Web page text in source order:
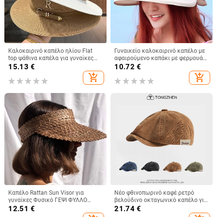
Καλοκαιρινό καπέλο ηλίου Flat
top ψάθινα καπέλα για γυναίκες
Νέο μεταλλικό γράμμα R Μοδάτο
Γυναικεία Καπέλο για διακοπές
15.13 €
add_shopping_cart
Γυναικείο καλοκαιρινό καπέλο με
αφαιρούμενο καπάκι με φερμουάρ
με άδειο επάνω καπέλο Cycilng
Γυναικεία πτυσσόμενα καπέλα με
10.72 €
add_shopping_cart
Καπέλο Rattan Sun Visor για
γυναίκες Φυσικό ΓΕΨΙ ΦΥΛΛΟ
ΦΟΙΝΑΚΗΣ Φαρδύ γείσο
αντηλιακό καπέλο για κορίτσια
12.51 €
Νέο φθινοπωρινό καφέ ρετρό
βελούδινο οκταγωνικό καπέλο για
άνδρες και γυναίκες, που φοριέται
ανάποδα με μπερέ, φθινοπωρινό
21.74€